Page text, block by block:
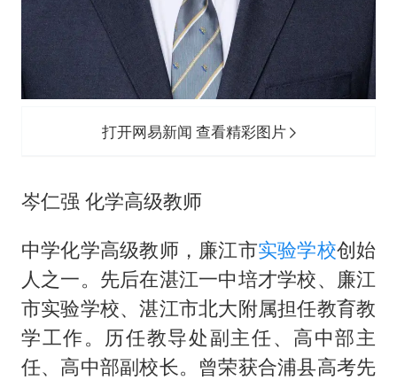
打开网易新闻 查看精彩图片
岑仁强 化学高级教师
中学化学高级教师，廉江市实验学校创始
人之一。先后在湛江一中培才学校、廉江
市实验学校、湛江市北大附属担任教育教
学工作。历任教导处副主任、高中部主
任、高中部副校长。曾荣获合浦县高考先